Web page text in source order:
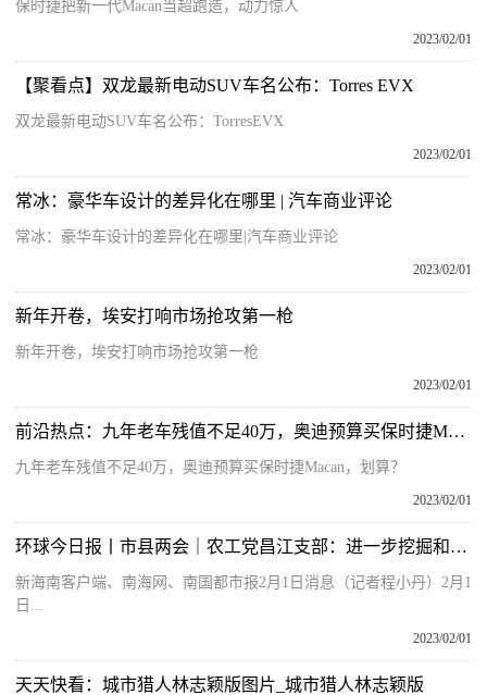
保时捷把新一代Macan当超跑造，动力惊人
2023/02/01
【聚看点】双龙最新电动SUV车名公布：Torres EVX
双龙最新电动SUV车名公布：TorresEVX
2023/02/01
常冰：豪华车设计的差异化在哪里 | 汽车商业评论
常冰：豪华车设计的差异化在哪里|汽车商业评论
2023/02/01
新年开卷，埃安打响市场抢攻第一枪
新年开卷，埃安打响市场抢攻第一枪
2023/02/01
前沿热点：九年老车残值不足40万，奥迪预算买保时捷Macan，划算？
九年老车残值不足40万，奥迪预算买保时捷Macan，划算？
2023/02/01
环球今日报丨市县两会｜农工党昌江支部：进一步挖掘和开发沙渔塘社区旅游资源
新海南客户端、南海网、南国都市报2月1日消息（记者程小丹）2月1
日...
2023/02/01
天天快看：城市猎人林志颖版图片_城市猎人林志颖版